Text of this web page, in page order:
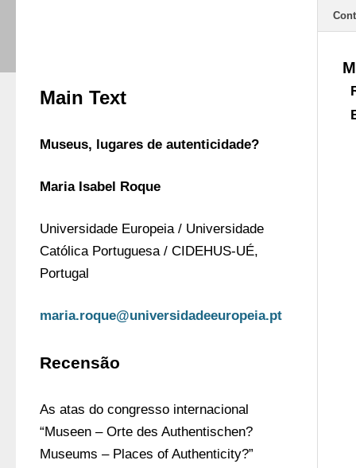
Main Text
Museus, lugares de autenticidade?
Maria Isabel Roque
Universidade Europeia / Universidade
Católica Portuguesa / CIDEHUS-UÉ,
Portugal
maria.roque@universidadeeuropeia.pt
Recensão
As atas do congresso internacional
“Museen – Orte des Authentischen?
Museums – Places of Authenticity?”